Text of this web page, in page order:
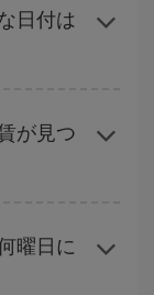
、お得な運賃を
ていない場合に
日付は
、行先、ご旅行
ではなく、往路
が見つ
リスマスシーズ
です。 また、
曜日に